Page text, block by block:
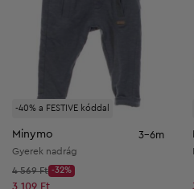
-40% a FESTIVE kóddal
Minymo 3-6m
Gyerek nadrág
Kezdő ár:
4 569 Ft
Discount Price:
-32%
Csökkentett ár:
3 109 Ft